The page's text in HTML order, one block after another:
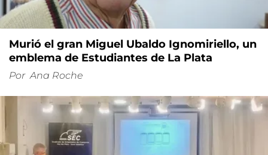
Murió el gran Miguel Ubaldo Ignomiriello, un
emblema de Estudiantes de La Plata
Por Ana Roche